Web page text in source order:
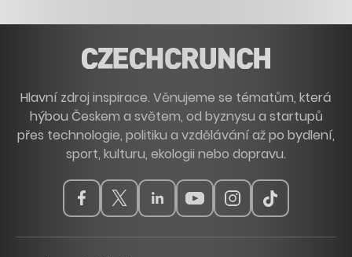
Hlavní zdroj inspirace. Věnujeme se tématům, která
hýbou Českem a světem, od byznysu a startupů
přes technologie, politiku a vzdělávání až po bydlení,
sport, kulturu, ekologii nebo dopravu.